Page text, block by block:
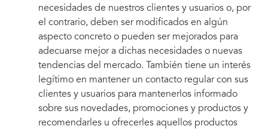
necesidades de nuestros clientes y usuarios o, por
el contrario, deben ser modificados en algún
aspecto concreto o pueden ser mejorados para
adecuarse mejor a dichas necesidades o nuevas
tendencias del mercado. También tiene un interés
legítimo en mantener un contacto regular con sus
clientes y usuarios para mantenerlos informado
sobre sus novedades, promociones y productos y
recomendarles u ofrecerles aquellos productos